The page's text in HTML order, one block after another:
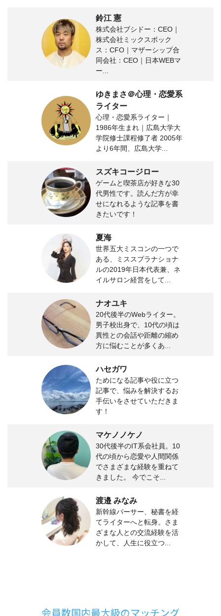
鈴江 憲
株式会社ブシドー：CEO｜
株式会社ミックスボック
ス：CFO｜マザーシップ合
同会社：CEO｜日本WEBマ
ー...
ゆきまさ＠心理・恋愛系
ライター
心理・恋愛系ライター｜
1986年生まれ｜広島大学大
学院修士課程修了者 2005年
より6年間、広島大学...
スズキコージロー
ゲームと喫茶店が好きな30
代男性です。読んだ方が幸
せになれるような記事を書
きたいです！
夏海
世界五大ミスコンの一つで
ある、ミススプラナショナ
ルの2019年日本代表兼、ネ
イルサロン経営をして...
ナオユキ
20代後半のWebライター。
男子校出身で、10代の頃は
異性との会話や距離の縮め
方に悩むことが多くあ...
ハセガワ
ためになる記事や役に立つ
記事で、悩みを解決するお
手伝いをさせていただきま
す！
マケノノケノ
30代後半のIT系会社員。10
代の頃から恋愛や人間関係
でさまざまな経験を重ねて
きました。 今でこそ...
渡邉 みなみ
新幹線パーサー、秘書を経
てライターへと転身。さま
ざまな人との交流経験を活
かして、人生に役立つ...